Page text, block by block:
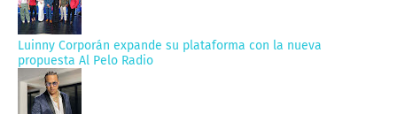
Luinny Corporán expande su plataforma con la nueva
propuesta Al Pelo Radio